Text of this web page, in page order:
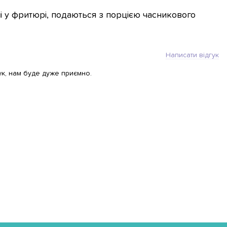
у фритюрі, подаються з порцією часникового
Написати відгук
нам буде дуже приємно.